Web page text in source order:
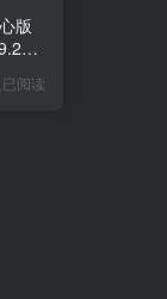
版
阅读
版
阅读